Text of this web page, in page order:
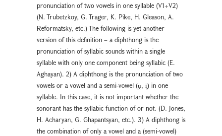
pronunciation of two vowels in one syllable (V1+V2)
(N. Trubetzkoy, G. Trager, K. Pike, H. Gleason, A.
Reformatsky, etc.) The following is yet another
version of this definition – a diphthong is the
pronunciation of syllabic sounds within a single
syllable with only one component being syllabic (E.
Aghayan). 2) A diphthong is the pronunciation of two
vowels or a vowel and a semi-vowel (ṷ, i̭) in one
syllable. In this case, it is not important whether the
sonorant has the syllabic function of or not. (D. Jones,
H. Acharyan, G. Ghapantsyan, etc.). 3) A diphthong is
the combination of only a vowel and a (semi-vowel)